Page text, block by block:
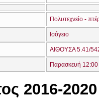
Πολυτεχνείο -
Ισόγειο
ΑΙΘΟΥΣΑ 5.41/
Παρασκευή
2016-2020